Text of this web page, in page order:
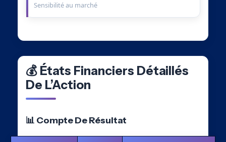
Sensibilité au marché
💰 États Financiers Détaillés
De L’Action
📊 Compte De Résultat